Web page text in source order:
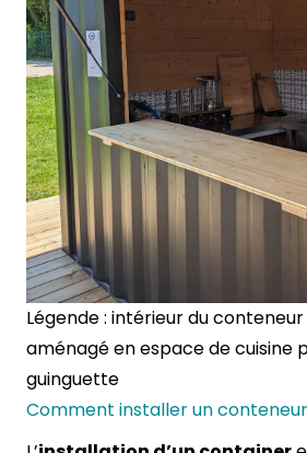
Légende : intérieur du
aménagé en espace de cuisine
guinguette
Comment installer un